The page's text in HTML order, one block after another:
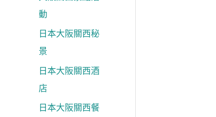
動
日本大阪關西秘
景
日本大阪關西酒
店
日本大阪關西餐